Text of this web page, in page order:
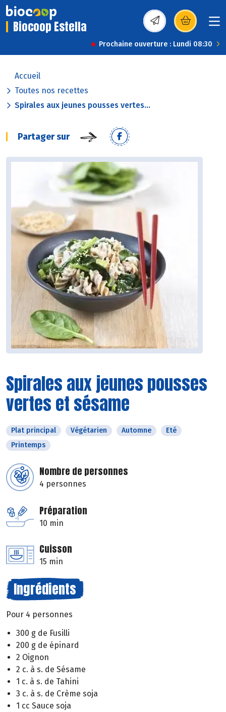
Biocoop Estella (s’ouvre dans une
Prochaine ouverture : Lundi 08:30
Accueil
Toutes nos recettes
Spirales aux jeunes pousses vertes...
Partager sur
Spirales aux jeunes pousses
vertes et sésame
Plat principal Végétarien Automne
Eté
Printemps
Nombre de personnes
4 personnes
Préparation
10 min
Cuisson
15 min
Ingrédients
Pour 4 personnes
300 g de Fusilli
200 g de épinard
2 Oignon
2 c. à s. de Sésame
1 c. à s. de Tahini
3 c. à s. de Crème soja
1 cc Sauce soja